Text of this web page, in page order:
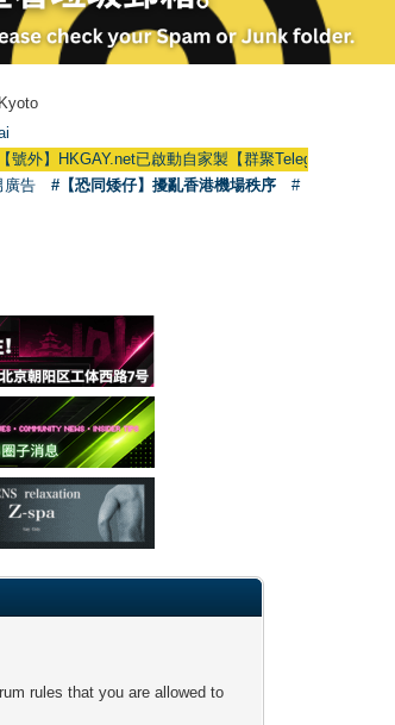
外】HKGAY.net已啟動自家製【群聚Telegram群組】
廣告 #【恐同矮仔】擾亂香港機場秩序
#
rules that you are allowed to